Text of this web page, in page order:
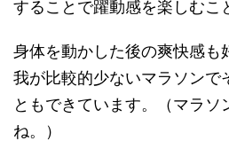
することで躍動感を楽しむこ
身体を動かした後の爽快感も
我が比較的少ないマラソンで
ともできています。（マラソ
ね。）